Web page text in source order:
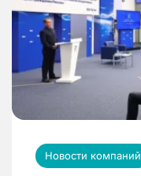
Новости компаний